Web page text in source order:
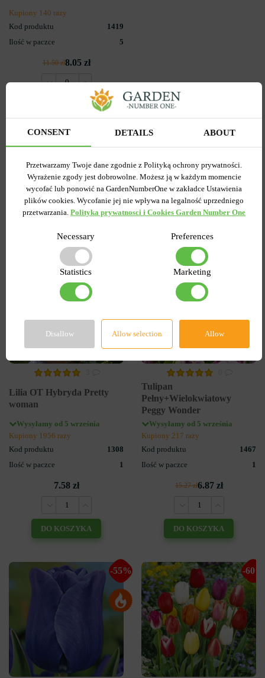
Kupiony 140 razy
Kod produktu
1419
Ilość w paczce
5
11.50 zł8.05 zł
POWIADOM O
DOSTĘPNOŚCI
Popularne w serwisie
Lilia OT Hybryda Pretty
woman
Wysyłamy od 5 września
Kupiony 1956 razy
Kod produktu
1308
Ilość w paczce
1
7.58 zł
DO KOSZYKA
Tulipan
Pełny+Wielokwiatowy
Peggy Wonder
Wysyłamy od 5 września
Kupiony 217 razy
Kod produktu
1467
Ilość w paczce
1
15.27 zł6.87 zł
DO KOSZYKA
-55% -60%
CONSENT DETAILS ABOUT
Przetwarzamy Twoje dane zgodnie z Polityką ochrony prywatności.
Wyrażenie zgody jest dobrowolne. Możesz ją w każdym momencie
wycofać lub ponowić na GardenNumberOne w zakładce Ustawienia
plików cookies. Wycofanie jej nie wpływa na legalność uprzedniego
przetwarzania. Polityka prywatnosci i Cookies Garden Number One
Necessary Preferences
Statistics Marketing
Disallow Allow selection Allow